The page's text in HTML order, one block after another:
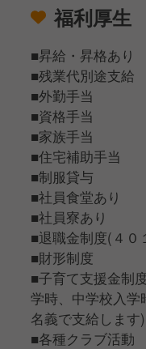
福利厚生
■昇給・昇格あり
■残業代別途支給
■外勤手当
■資格手当
■家族手当
■住宅補助手当
■制服貸与
■社員食堂あり
■社員寮あり
■退職金制度(４０
■財形制度
■子育て支援金制
学時、中学校入学
名義で支給します)
■各種クラブ活動